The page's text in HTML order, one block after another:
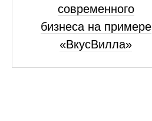
современного
бизнеса на примере
«ВкусВилла»